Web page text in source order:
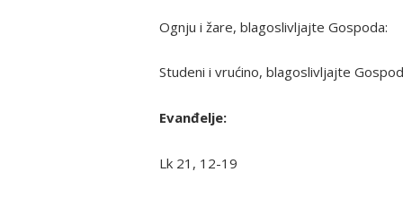
Ognju i žare, blagoslivljajte Gospoda:
Studeni i vrućino, blagoslivljajte
Evanđelje:
Lk 21, 12-19